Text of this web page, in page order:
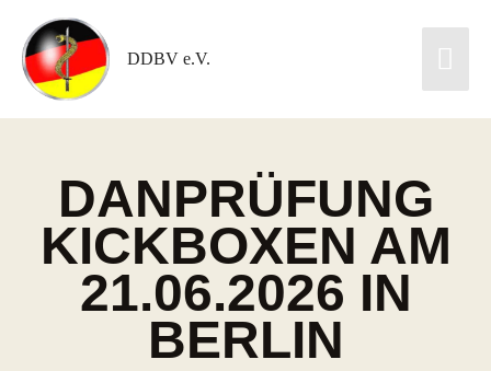
DDBV e.V.
DANPRÜFUNG
KICKBOXEN AM
21.06.2026 IN
BERLIN